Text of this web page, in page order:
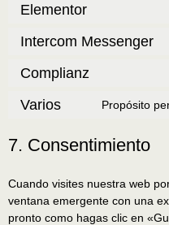
Elementor
Intercom Messenger
Complianz
Varios Propósito
7. Consentimiento
Cuando visites nuestra web
ventana emergente con una
pronto como hagas clic en